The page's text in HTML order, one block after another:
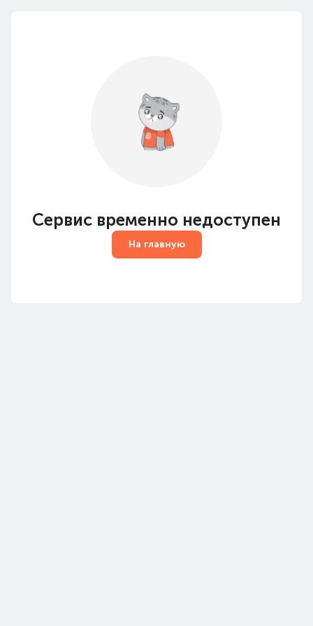
Сервис временно недоступен
На главную